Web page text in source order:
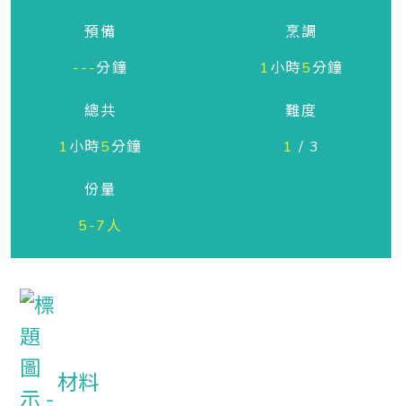
預備
---分鐘
烹調
1小時5分鐘
總共
1小時5分鐘
難度
1 / 3
份量
5-7人
材料